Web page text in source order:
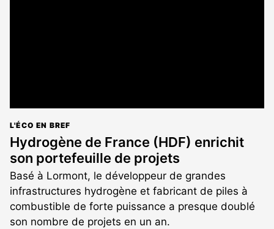
L'ÉCO EN BREF
Hydrogène de France (HDF) enrichit
son portefeuille de projets
Basé à Lormont, le développeur de grandes
infrastructures hydrogène et fabricant de piles à
combustible de forte puissance a presque doublé
son nombre de projets en un an.